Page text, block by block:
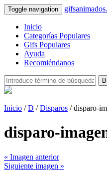
Toggle navigation
Inicio
Categorías Populares
Gifs Populares
Ayuda
Recomiéndanos
Inicio /D /Disparos / disparo-
disparo-
« Imagen anterior
Siguiente imagen »